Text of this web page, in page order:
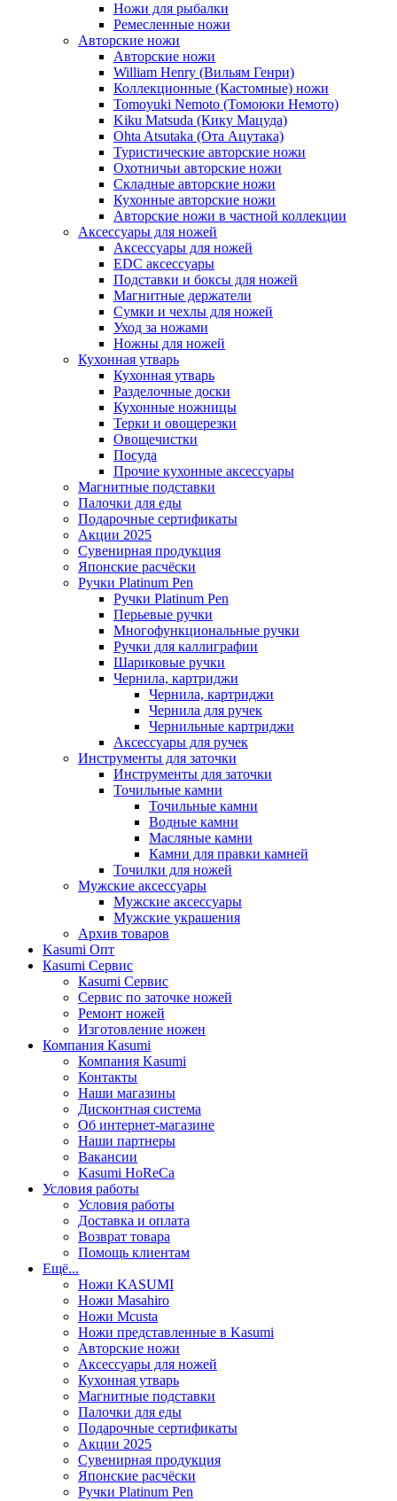
Ножи для рыбалки
Ремесленные ножи
Авторские ножи
Авторские ножи
William Henry (Вильям Генри)
Коллекционные (Кастомные) ножи
Tomoyuki Nemoto (Томоюки Немото)
Kiku Matsuda (Кику Мацуда)
Ohta Atsutaka (Ота Ацутака)
Туристические авторские ножи
Охотничьи авторские ножи
Складные авторские ножи
Кухонные авторские ножи
Авторские ножи в частной коллекции
Аксессуары для ножей
Аксессуары для ножей
EDC аксессуары
Подставки и боксы для ножей
Магнитные держатели
Сумки и чехлы для ножей
Уход за ножами
Ножны для ножей
Кухонная утварь
Кухонная утварь
Разделочные доски
Кухонные ножницы
Терки и овощерезки
Овощечистки
Посуда
Прочие кухонные аксессуары
Магнитные подставки
Палочки для еды
Подарочные сертификаты
Акции 2025
Сувенирная продукция
Японские расчёски
Ручки Platinum Pen
Ручки Platinum Pen
Перьевые ручки
Многофункциональные ручки
Ручки для каллиграфии
Шариковые ручки
Чернила, картриджи
Чернила, картриджи
Чернила для ручек
Чернильные картриджи
Аксессуары для ручек
Инструменты для заточки
Инструменты для заточки
Точильные камни
Точильные камни
Водные камни
Масляные камни
Камни для правки камней
Точилки для ножей
Мужские аксессуары
Мужские аксессуары
Мужские украшения
Архив товаров
Kasumi Опт
Кasumi Сервис
Кasumi Сервис
Сервис по заточке ножей
Ремонт ножей
Изготовление ножен
Компания Kasumi
Компания Kasumi
Контакты
Наши магазины
Дисконтная система
Об интернет-магазине
Наши партнеры
Вакансии
Kasumi HoReCa
Условия работы
Условия работы
Доставка и оплата
Возврат товара
Помощь клиентам
Ещё...
Ножи KASUMI
Ножи Masahiro
Ножи Mcusta
Ножи представленные в Kasumi
Авторские ножи
Аксессуары для ножей
Кухонная утварь
Магнитные подставки
Палочки для еды
Подарочные сертификаты
Акции 2025
Сувенирная продукция
Японские расчёски
Ручки Platinum Pen